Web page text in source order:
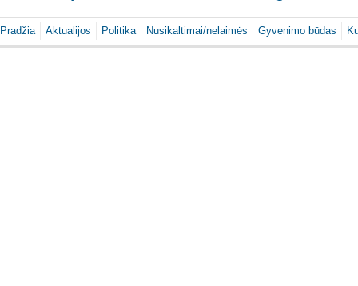
Pradžia Aktualijos Politika Nusikaltimai/nelaimės Gyvenimo būdas